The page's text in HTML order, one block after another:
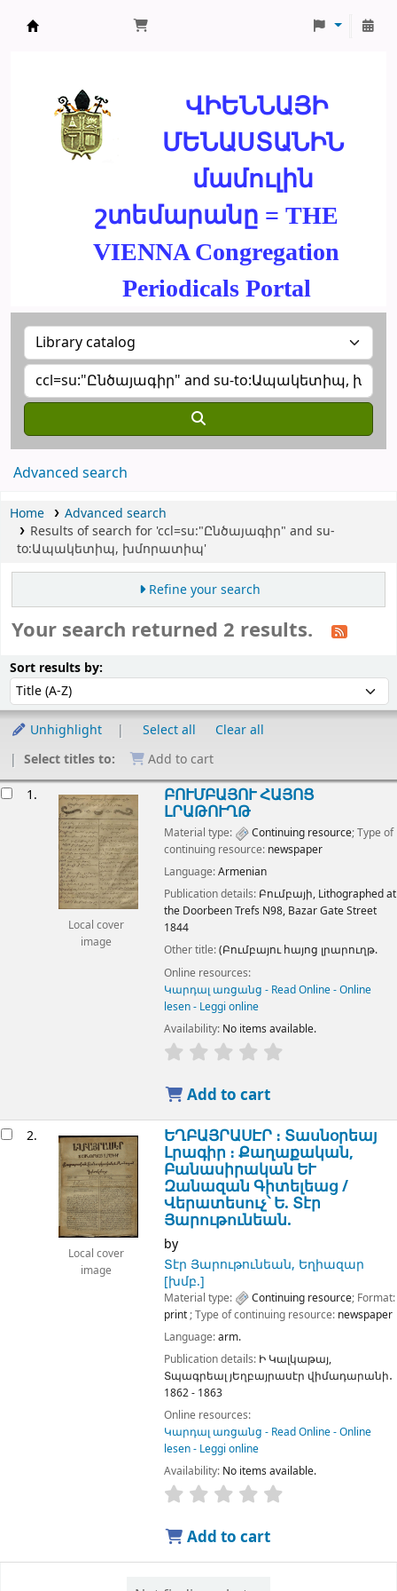
ՎԻԵՆՆԱՅԻ
ՄԵՆԱՍՏԱՆԻՆ
մամուլին
շտեմարանը = THE
VIENNA Congregation
Periodicals Portal
Advanced search
Home
Advanced search
Results of search for 'ccl=su:"Ընծայագիր" and su-
to:Ապակետիպ, խմորատիպ'
Refine your search
Your search returned 2 results.
Sort results by:
Unhighlight Select all
Clear all
Select titles to:
Add to cart
1.
Local cover
image
ԲՈՒՄԲԱՅՈՒ ՀԱՅՈՑ
ԼՐԱԹՈՒՂԹ
Material type: Continuing resource; Type of
continuing resource: newspaper
Language:Armenian
Publication details: Բումբայի, Lithographed at
the Doorbeen Trefs N98, Bazar Gate Street
1844
Other title:(Բումբայու հայոց լրարուղթ.
Online resources:
Կարդալ առցանց - Read Online - Online
lesen - Leggi online
Availability: No items available.
Add to cart
2.
Local cover
image
ԵՂԲԱՅՐԱՍԷՐ ։ Տասնօրեայ
Լրագիր ։ Քաղաքական,
Բանասիրական ԵՒ
Զանազան Գիտելեաց /
Վերատեսուչ՝ Ե. Տէր
Յարութունեան.
by
Տէր Յարութունեան, Եղիազար
[խմբ.]
Material type: Continuing resource; Format:
print ; Type of continuing resource: newspaper
Language:arm.
Publication details: Ի Կալկաթայ,
Տպագրեալ յԵղբայրասէր վիմադարանի․
1862 - 1863
Online resources:
Կարդալ առցանց - Read Online - Online
lesen - Leggi online
Availability: No items available.
Add to cart